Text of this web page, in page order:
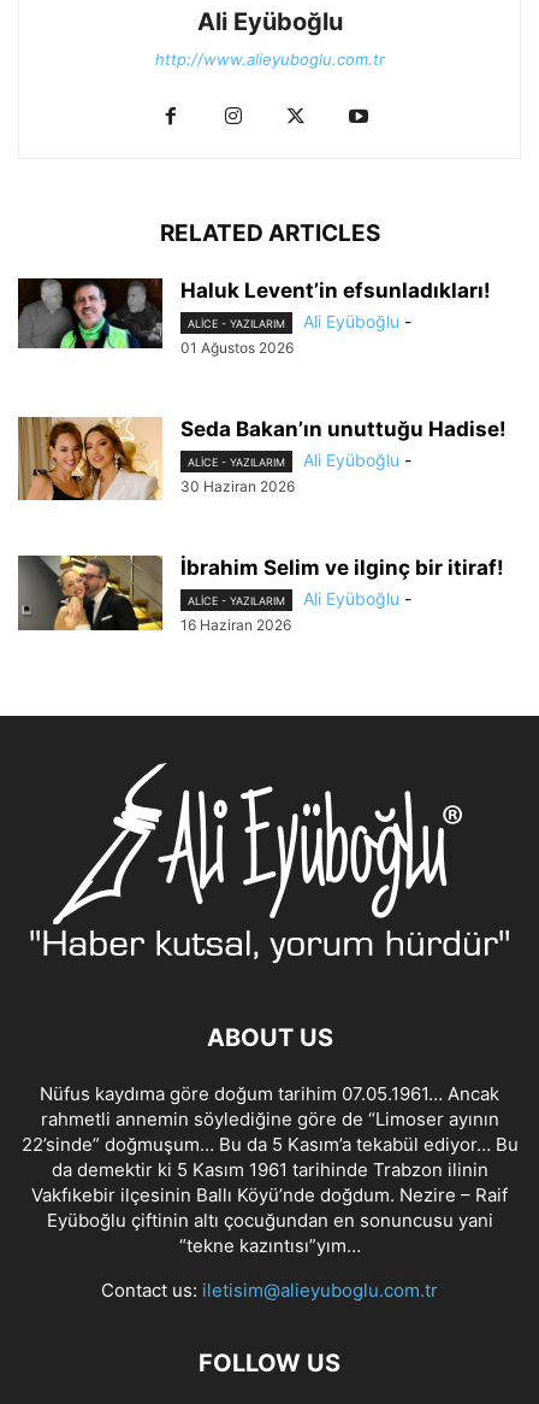
Ali Eyüboğlu
http://www.alieyuboglu.com.tr
RELATED ARTICLES
Haluk Levent’in efsunladıkları!
ALİCE - YAZILARIM Ali Eyüboğlu -
01 Ağustos 2026
Seda Bakan’ın unuttuğu Hadise!
ALİCE - YAZILARIM Ali Eyüboğlu -
30 Haziran 2026
İbrahim Selim ve ilginç bir itiraf!
ALİCE - YAZILARIM Ali Eyüboğlu -
16 Haziran 2026
ABOUT US
Nüfus kaydıma göre doğum tarihim 07.05.1961… Ancak
rahmetli annemin söylediğine göre de “Limoser ayının
22’sinde” doğmuşum… Bu da 5 Kasım’a tekabül ediyor… Bu
da demektir ki 5 Kasım 1961 tarihinde Trabzon ilinin
Vakfıkebir ilçesinin Ballı Köyü’nde doğdum. Nezire – Raif
Eyüboğlu çiftinin altı çocuğundan en sonuncusu yani
“tekne kazıntısı”yım…
Contact us: iletisim@alieyuboglu.com.tr
FOLLOW US